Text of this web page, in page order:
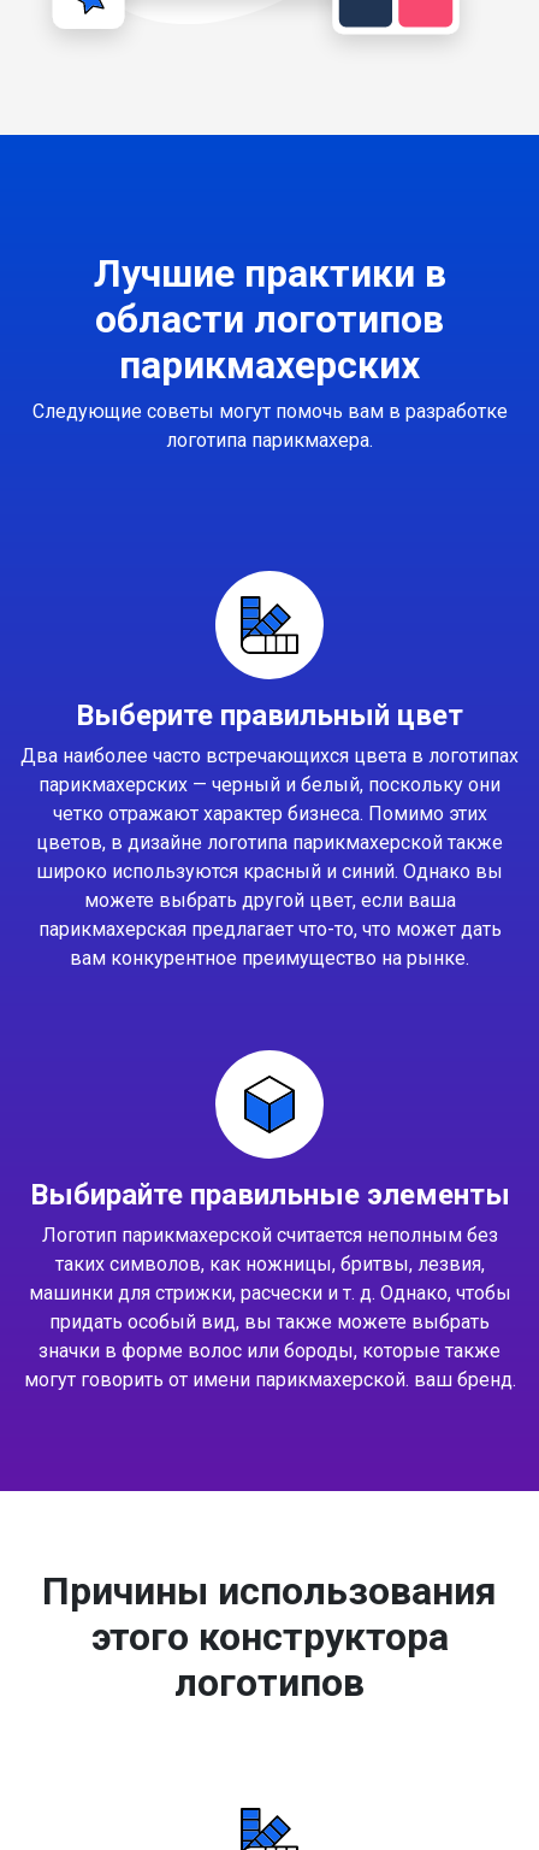
Лучшие практики в
области логотипов
парикмахерских
Следующие советы могут помочь вам в разработке
логотипа парикмахера.
Выберите правильный цвет
Два наиболее часто встречающихся цвета в логотипах
парикмахерских — черный и белый, поскольку они
четко отражают характер бизнеса. Помимо этих
цветов, в дизайне логотипа парикмахерской также
широко используются красный и синий. Однако вы
можете выбрать другой цвет, если ваша
парикмахерская предлагает что-то, что может дать
вам конкурентное преимущество на рынке.
Выбирайте правильные элементы
Логотип парикмахерской считается неполным без
таких символов, как ножницы, бритвы, лезвия,
машинки для стрижки, расчески и т. д. Однако, чтобы
придать особый вид, вы также можете выбрать
значки в форме волос или бороды, которые также
могут говорить от имени парикмахерской. ваш бренд.
Причины использования
этого конструктора
логотипов